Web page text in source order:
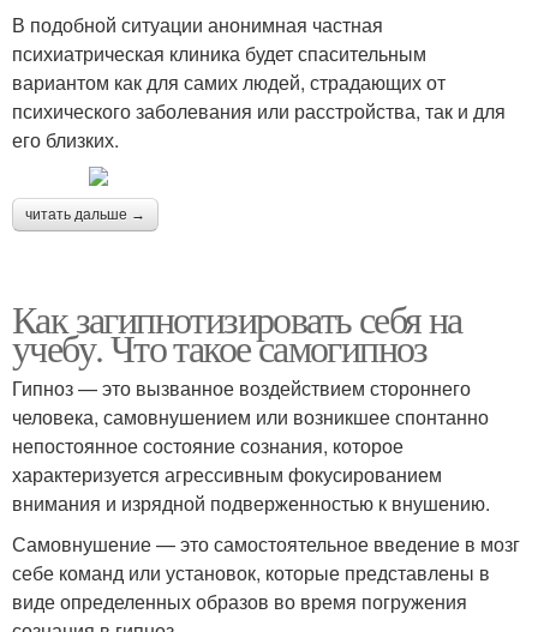
В подобной ситуации анонимная частная
психиатрическая клиника будет спасительным
вариантом как для самих людей, страдающих от
психического заболевания или расстройства, так и для
его близких.
читать дальше →
Как загипнотизировать себя на
учебу. Что такое самогипноз
Гипноз — это вызванное воздействием стороннего
человека, самовнушением или возникшее спонтанно
непостоянное состояние сознания, которое
характеризуется агрессивным фокусированием
внимания и изрядной подверженностью к внушению.
Самовнушение — это самостоятельное введение в мозг
себе команд или установок, которые представлены в
виде определенных образов во время погружения